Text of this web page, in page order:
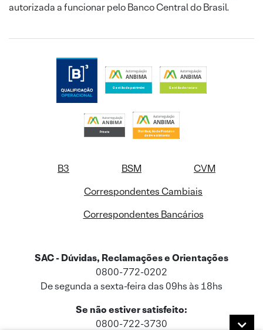
autorizada a funcionar pelo Banco Central do Brasil.
B3 BSM
CVM
Correspondentes Cambiais
Correspondentes Bancários
SAC - Dúvidas, Reclamações e Orientações
0800-772-0202
De segunda a sexta-feira das 09hs às 18hs
Se não estiver satisfeito:
0800-722-3730